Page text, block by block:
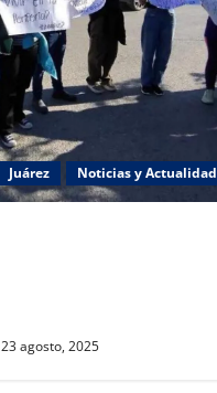
Juárez Noticias y Actualidad
23 agosto, 2025